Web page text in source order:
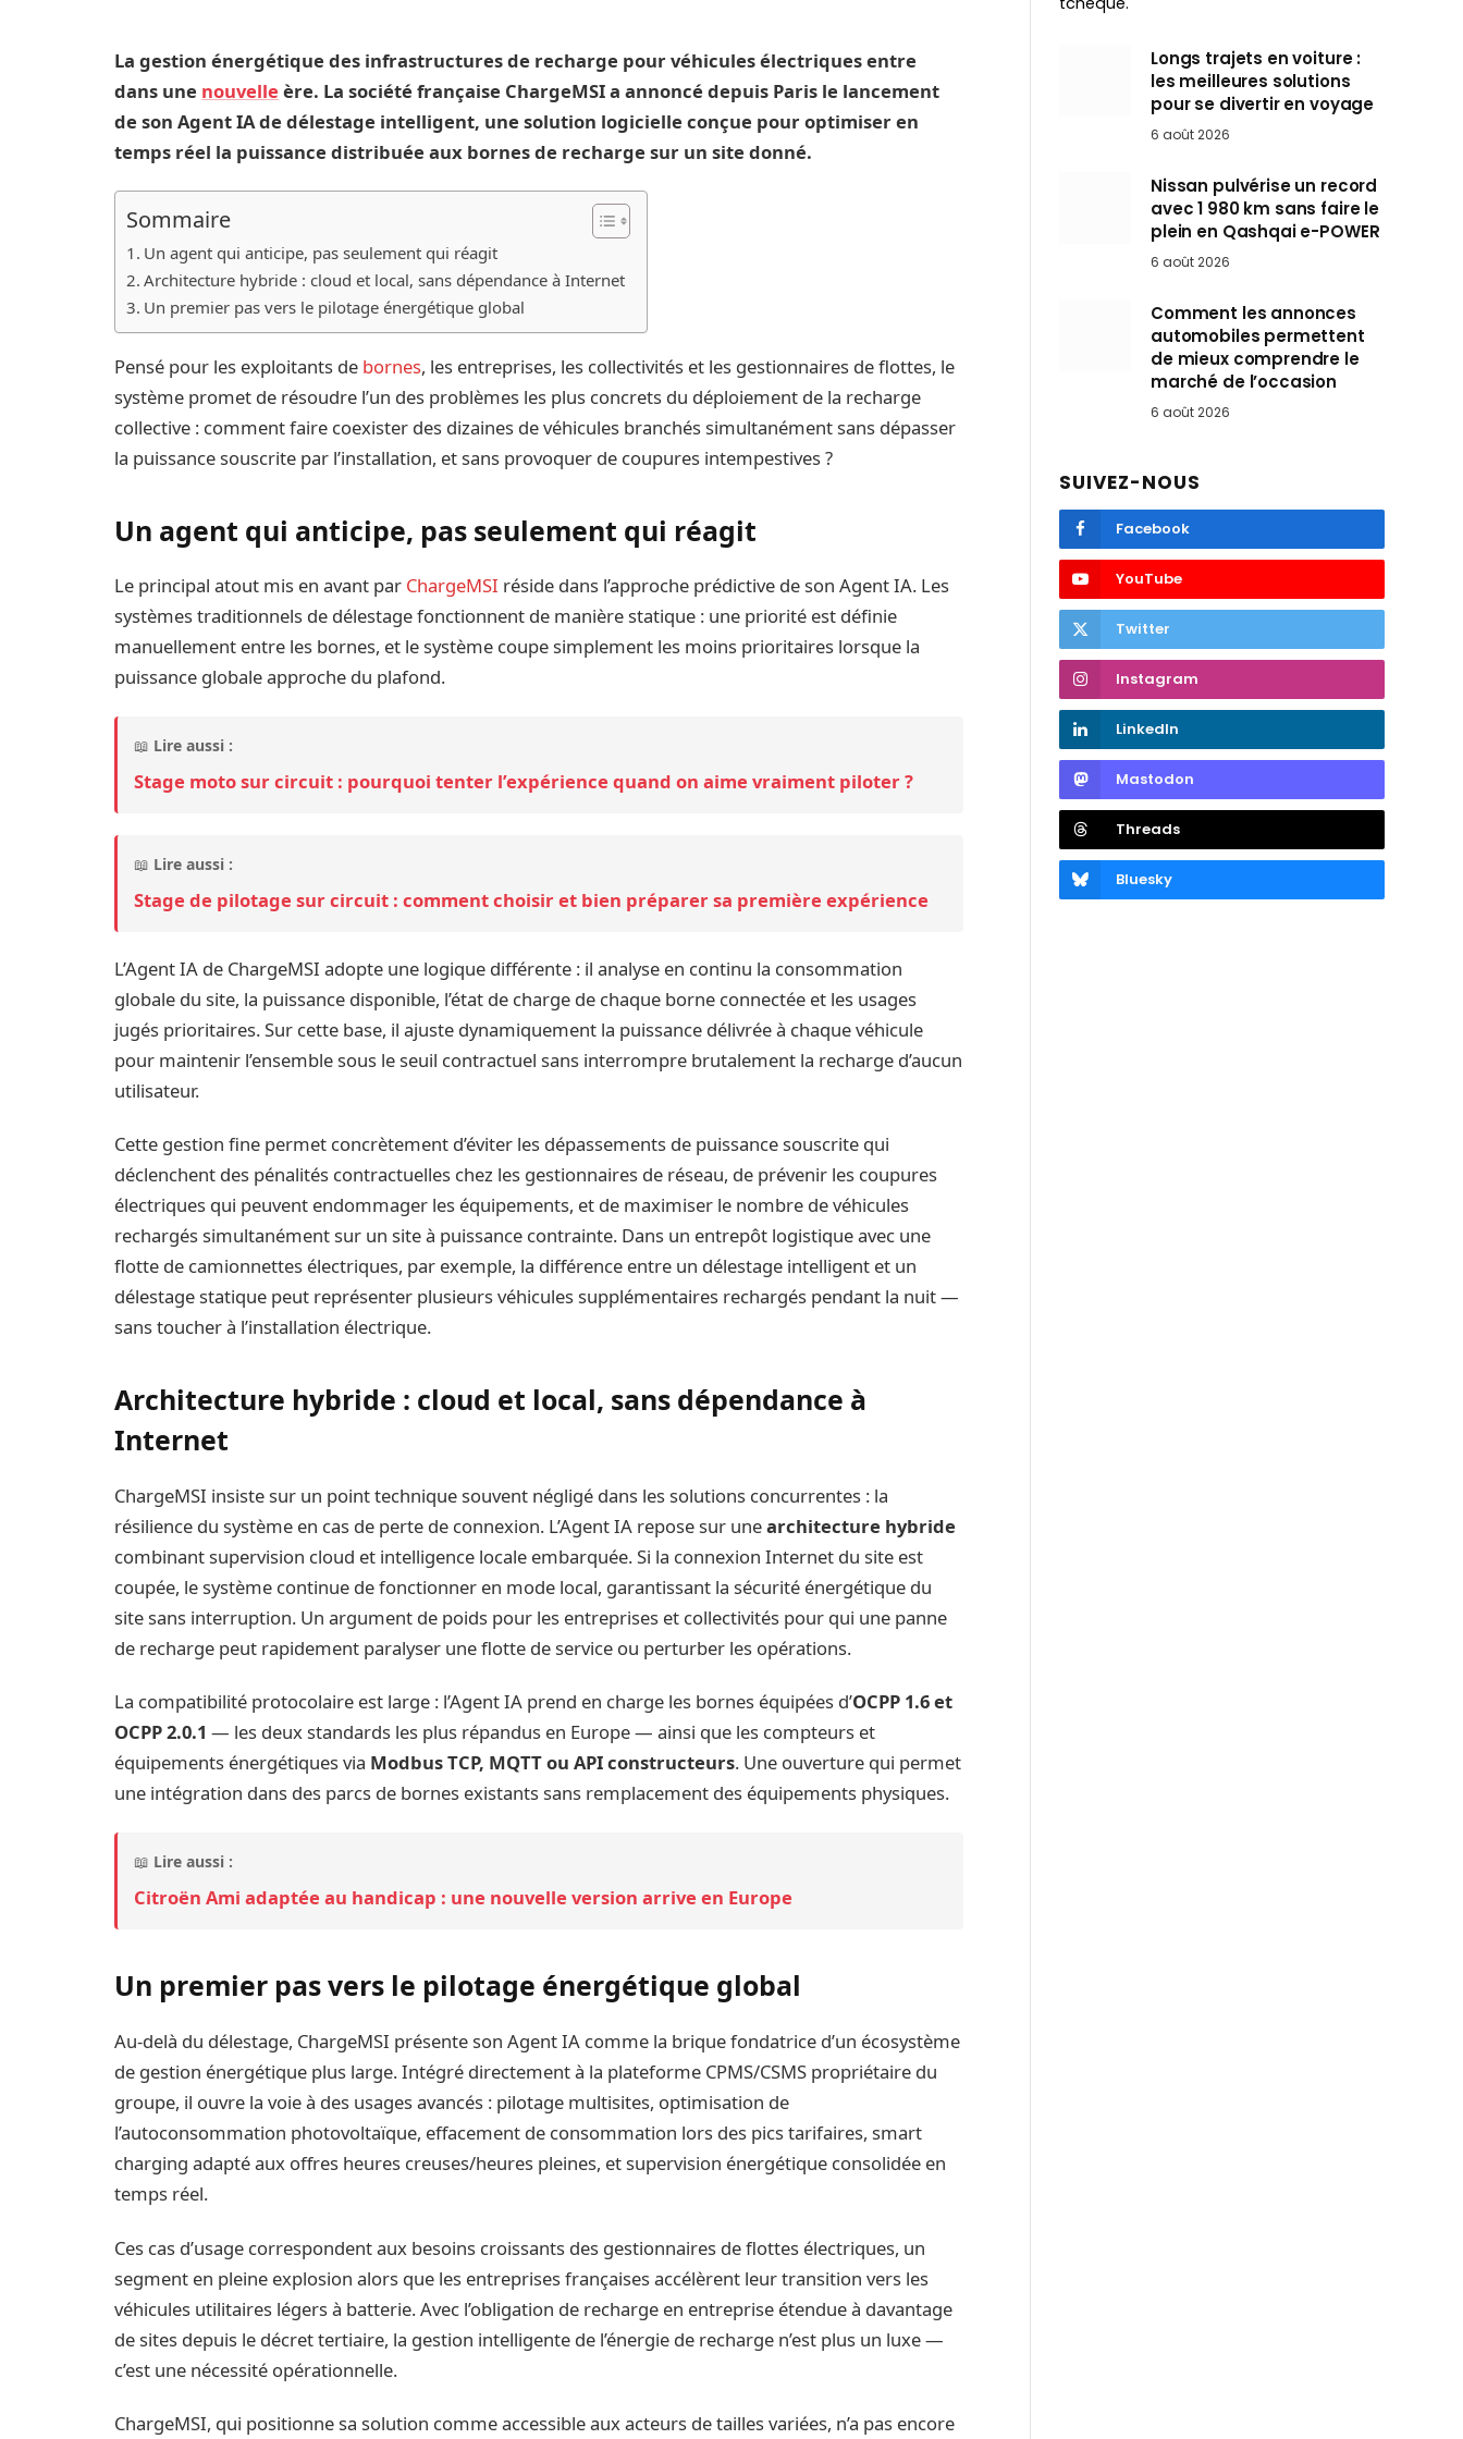
La gestion énergétique des infrastructures de recharge pour véhicules électriques entre
dans une nouvelle ère. La société française ChargeMSI a annoncé depuis Paris le lancement
de son Agent IA de délestage intelligent, une solution logicielle conçue pour optimiser en
temps réel la puissance distribuée aux bornes de recharge sur un site donné.
Sommaire
Un agent qui anticipe, pas seulement qui réagit
Architecture hybride : cloud et local, sans dépendance à Internet
Un premier pas vers le pilotage énergétique global
Pensé pour les exploitants de bornes, les entreprises, les collectivités et les gestionnaires de flottes, le
système promet de résoudre l’un des problèmes les plus concrets du déploiement de la recharge
collective : comment faire coexister des dizaines de véhicules branchés simultanément sans dépasser
la puissance souscrite par l’installation, et sans provoquer de coupures intempestives ?
Un agent qui anticipe, pas seulement qui réagit
Le principal atout mis en avant par ChargeMSI réside dans l’approche prédictive de son Agent IA. Les
systèmes traditionnels de délestage fonctionnent de manière statique : une priorité est définie
manuellement entre les bornes, et le système coupe simplement les moins prioritaires lorsque la
puissance globale approche du plafond.
📖 Lire aussi :
Stage moto sur circuit : pourquoi tenter l’expérience quand on aime vraiment piloter ?
📖 Lire aussi :
Stage de pilotage sur circuit : comment choisir et bien préparer sa première expérience
L’Agent IA de ChargeMSI adopte une logique différente : il analyse en continu la consommation
globale du site, la puissance disponible, l’état de charge de chaque borne connectée et les usages
jugés prioritaires. Sur cette base, il ajuste dynamiquement la puissance délivrée à chaque véhicule
pour maintenir l’ensemble sous le seuil contractuel sans interrompre brutalement la recharge d’aucun
utilisateur.
Cette gestion fine permet concrètement d’éviter les dépassements de puissance souscrite qui
déclenchent des pénalités contractuelles chez les gestionnaires de réseau, de prévenir les coupures
électriques qui peuvent endommager les équipements, et de maximiser le nombre de véhicules
rechargés simultanément sur un site à puissance contrainte. Dans un entrepôt logistique avec une
flotte de camionnettes électriques, par exemple, la différence entre un délestage intelligent et un
délestage statique peut représenter plusieurs véhicules supplémentaires rechargés pendant la nuit —
sans toucher à l’installation électrique.
Architecture hybride : cloud et local, sans dépendance à
Internet
ChargeMSI insiste sur un point technique souvent négligé dans les solutions concurrentes : la
résilience du système en cas de perte de connexion. L’Agent IA repose sur unearchitecture hybride
combinant supervision cloud et intelligence locale embarquée. Si la connexion Internet du site est
coupée, le système continue de fonctionner en mode local, garantissant la sécurité énergétique du
site sans interruption. Un argument de poids pour les entreprises et collectivités pour qui une panne
de recharge peut rapidement paralyser une flotte de service ou perturber les opérations.
La compatibilité protocolaire est large : l’Agent IA prend en charge les bornes équipées d’OCPP 1.6 et
OCPP 2.0.1 — les deux standards les plus répandus en Europe — ainsi que les compteurs et
équipements énergétiques via Modbus TCP, MQTT ou API constructeurs. Une ouverture qui permet
une intégration dans des parcs de bornes existants sans remplacement des équipements physiques.
📖 Lire aussi :
Citroën Ami adaptée au handicap : une nouvelle version arrive en Europe
Un premier pas vers le pilotage énergétique global
Au-delà du délestage, ChargeMSI présente son Agent IA comme la brique fondatrice d’un écosystème
de gestion énergétique plus large. Intégré directement à la plateforme CPMS/CSMS propriétaire du
groupe, il ouvre la voie à des usages avancés : pilotage multisites, optimisation de
l’autoconsommation photovoltaïque, effacement de consommation lors des pics tarifaires, smart
charging adapté aux offres heures creuses/heures pleines, et supervision énergétique consolidée en
temps réel.
Ces cas d’usage correspondent aux besoins croissants des gestionnaires de flottes électriques, un
segment en pleine explosion alors que les entreprises françaises accélèrent leur transition vers les
véhicules utilitaires légers à batterie. Avec l’obligation de recharge en entreprise étendue à davantage
de sites depuis le décret tertiaire, la gestion intelligente de l’énergie de recharge n’est plus un luxe —
c’est une nécessité opérationnelle.
ChargeMSI, qui positionne sa solution comme accessible aux acteurs de tailles variées, n’a pas encore
Longs trajets en voiture :
les meilleures solutions
pour se divertir en voyage
6 août 2026
Nissan pulvérise un record
avec 1 980 km sans faire le
plein en Qashqai e-POWER
6 août 2026
Comment les annonces
automobiles permettent
de mieux comprendre le
marché de l’occasion
6 août 2026
SUIVEZ-NOUS
Facebook
YouTube
Twitter
Instagram
LinkedIn
Mastodon
Threads
Bluesky